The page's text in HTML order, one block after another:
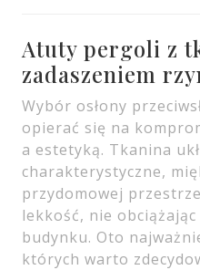
Atuty pergoli z
zadaszeniem
Wybór osłony
opierać się na
a estetyką. Tkanina
charakterystyczne,
przydomowej
lekkość, nie
budynku. Oto
których warto